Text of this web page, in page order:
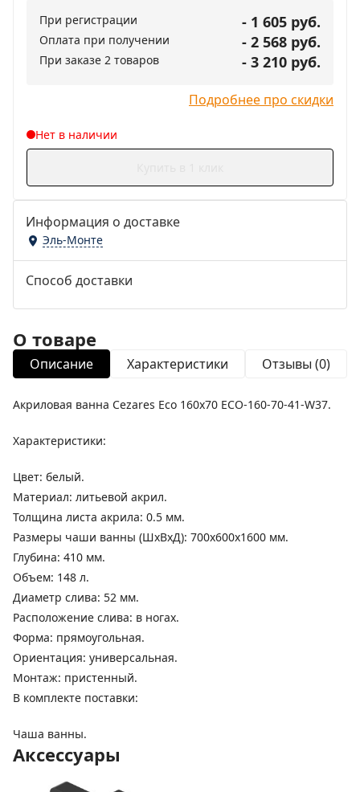
При регистрации - 1 605 руб.
Оплата при получении - 2 568 руб.
При заказе 2 товаров - 3 210 руб.
Подробнее про скидки
Нет в наличии
Информация о доставке
Эль-Монте
Способ доставки
О товаре
Описание Характеристики Отзывы (0)
Акриловая ванна Cezares Eco 160х70 ECO-160-70-41-W37.
Характеристики:
Цвет: белый.
Материал: литьевой акрил.
Толщина листа акрила: 0.5 мм.
Размеры чаши ванны (ШхВхД): 700х600х1600 мм.
Глубина: 410 мм.
Объем: 148 л.
Диаметр слива: 52 мм.
Расположение слива: в ногах.
Форма: прямоугольная.
Ориентация: универсальная.
Монтаж: пристенный.
В комплекте поставки:
Чаша ванны.
Аксессуары